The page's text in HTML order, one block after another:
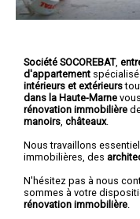
Société SOCOREBAT,
d'appartement
intérieurs et extérieurs
dans la Haute-Marne
rénovation immobilière
manoirs châteaux.
Nous travaillons
immobilières, des
N'hésitez pas à nous
sommes à votre
rénovation immobilière